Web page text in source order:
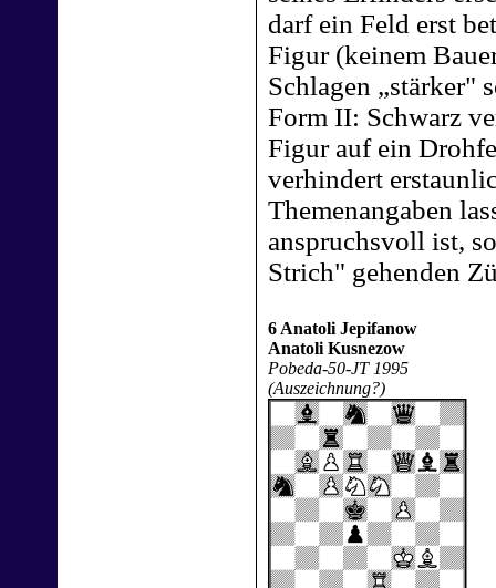
darf ein Feld erst
Figur (keinem
Schlagen „stärker"
Form II: Schwarz
Figur auf ein
verhindert
Themenangaben
anspruchsvoll ist,
Strich" gehenden
6 Anatoli Jepifanow
Anatoli Kusnezow
Pobeda-50-JT 1995
(Auszeichnung?)